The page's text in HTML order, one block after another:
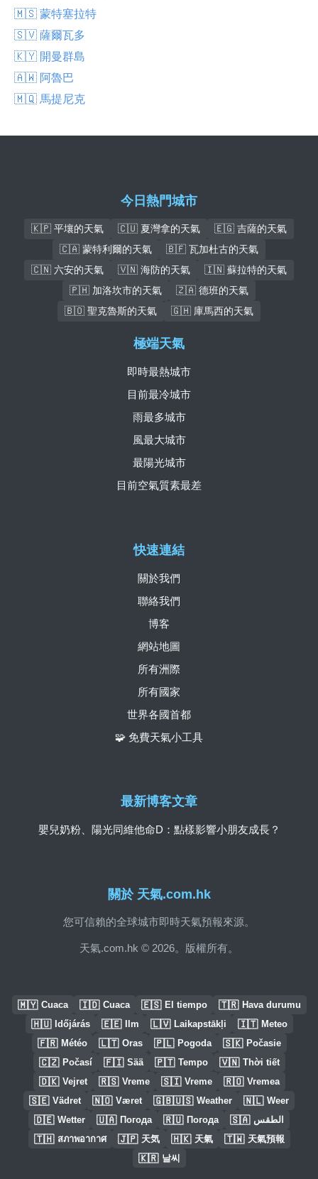
🇲🇸 蒙特塞拉特
🇸🇻 薩爾瓦多
🇰🇾 開曼群島
🇦🇼 阿魯巴
🇲🇶 馬提尼克
今日熱門城市
🇰🇵 平壤的天氣 🇨🇺 夏灣拿的天氣
🇪🇬 吉薩的天氣
🇨🇦 蒙特利爾的天氣
🇧🇫 瓦加杜古的天氣
🇨🇳 六安的天氣
🇻🇳 海防的天氣
🇮🇳 蘇拉特的天氣
🇵🇭 加洛坎市的天氣
🇿🇦 德班的天氣
🇧🇴 聖克魯斯的天氣
🇬🇭 庫馬西的天氣
關於 天氣.com.hk
您可信賴的全球城市即時天氣預報來源。
天氣.com.hk © 2026。版權所有。
快速連結
關於我們
聯絡我們
博客
網站地圖
所有洲際
所有國家
世界各國首都
🧩 免費天氣小工具
極端天氣
即時最熱城市
目前最冷城市
雨最多城市
風最大城市
最陽光城市
目前空氣質素最差
最新博客文章
嬰兒奶粉、陽光同維他命D：點樣影響小朋友成長？
🇲🇾 Cuaca 🇮🇩 Cuaca 🇪🇸 El tiempo 🇹🇷 Hava durumu
🇭🇺 Időjárás 🇪🇪 Ilm 🇱🇻 Laikapstākļi 🇮🇹 Meteo
🇫🇷 Météo 🇱🇹 Oras 🇵🇱 Pogoda 🇸🇰 Počasie
🇨🇿 Počasí 🇫🇮 Sää 🇵🇹 Tempo 🇻🇳 Thời tiết
🇩🇰 Vejret 🇷🇸 Vreme 🇸🇮 Vreme 🇷🇴 Vremea
🇸🇪 Vädret 🇳🇴 Været 🇬🇧🇺🇸 Weather 🇳🇱 Weer
🇩🇪 Wetter 🇺🇦 Погода 🇷🇺 Погода 🇸🇦 الطقس
🇹🇭 สภาพอากาศ 🇯🇵 天気 🇭🇰 天氣 🇹🇼 天氣預報
🇰🇷 날씨